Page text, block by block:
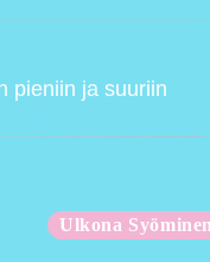
pieniin ja suuriin
Ulkona Syöminen